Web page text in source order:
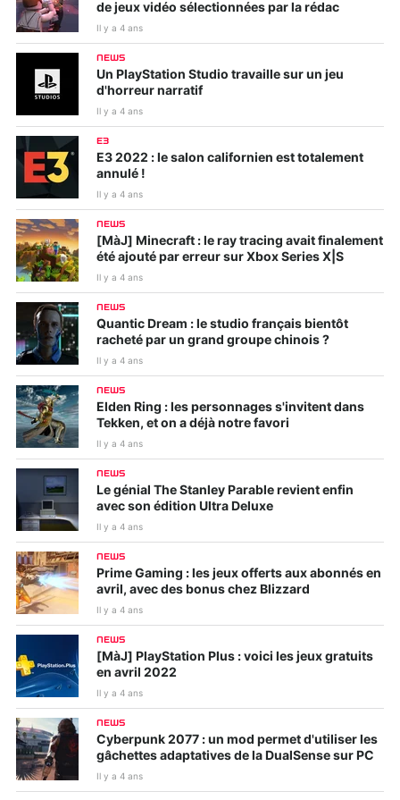
de jeux vidéo sélectionnées par la rédac
Il y a 4 ans
NEWS
Un PlayStation Studio travaille sur un jeu
d'horreur narratif
Il y a 4 ans
E3
E3 2022 : le salon californien est totalement
annulé !
Il y a 4 ans
NEWS
[MàJ] Minecraft : le ray tracing avait finalement
été ajouté par erreur sur Xbox Series X|S
Il y a 4 ans
NEWS
Quantic Dream : le studio français bientôt
racheté par un grand groupe chinois ?
Il y a 4 ans
NEWS
Elden Ring : les personnages s'invitent dans
Tekken, et on a déjà notre favori
Il y a 4 ans
NEWS
Le génial The Stanley Parable revient enfin
avec son édition Ultra Deluxe
Il y a 4 ans
NEWS
Prime Gaming : les jeux offerts aux abonnés en
avril, avec des bonus chez Blizzard
Il y a 4 ans
NEWS
[MàJ] PlayStation Plus : voici les jeux gratuits
en avril 2022
Il y a 4 ans
NEWS
Cyberpunk 2077 : un mod permet d'utiliser les
gâchettes adaptatives de la DualSense sur PC
Il y a 4 ans